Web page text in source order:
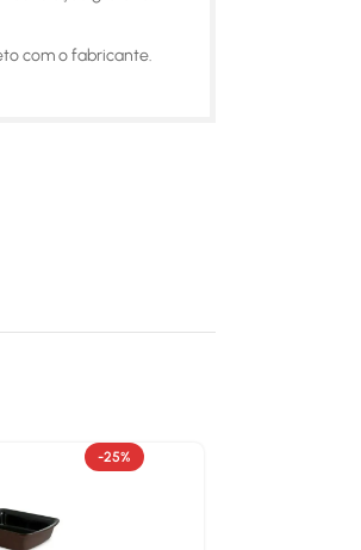
com o fabricante.
-25%